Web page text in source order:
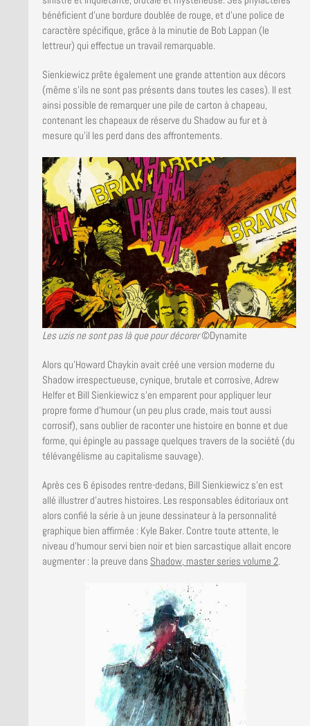
bénéficient d’une bordure doublée de rouge, et d’une police de
caractère spécifique, grâce à la minutie de Bob Lappan (le
lettreur) qui effectue un travail remarquable.
Sienkiewicz prête également une grande attention aux décors
(même s’ils ne sont pas présents dans toutes les cases). Il est
ainsi possible de remarquer une pile de carton à chapeau,
contenant les chapeaux de réserve du Shadow au fur et à
mesure qu’il les perd dans des affrontements.
Les uzis ne sont pas là que pour décorer©Dynamite
Alors qu’Howard Chaykin avait créé une version moderne du
Shadow irrespectueuse, cynique, brutale et corrosive, Adrew
Helfer et Bill Sienkiewicz s’en emparent pour appliquer leur
propre forme d’humour (un peu plus crade, mais tout aussi
corrosif), sans oublier de raconter une histoire en bonne et due
forme, qui épingle au passage quelques travers de la société (du
télévangélisme au capitalisme sauvage).
Après ces 6 épisodes rentre-dedans, Bill Sienkiewicz s’en est
allé illustrer d’autres histoires. Les responsables éditoriaux ont
alors confié la série à un jeune dessinateur à la personnalité
graphique bien affirmée : Kyle Baker. Contre toute attente, le
niveau d’humour servi bien noir et bien sarcastique allait encore
augmenter : la preuve dans Shadow, master series volume 2.